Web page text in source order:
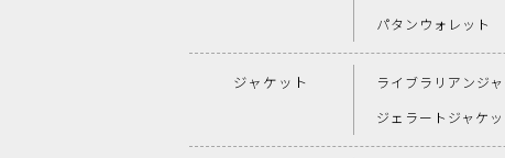
パタンウォレット
ジャケット ライブラリアンジ
ジェラートジャケッ